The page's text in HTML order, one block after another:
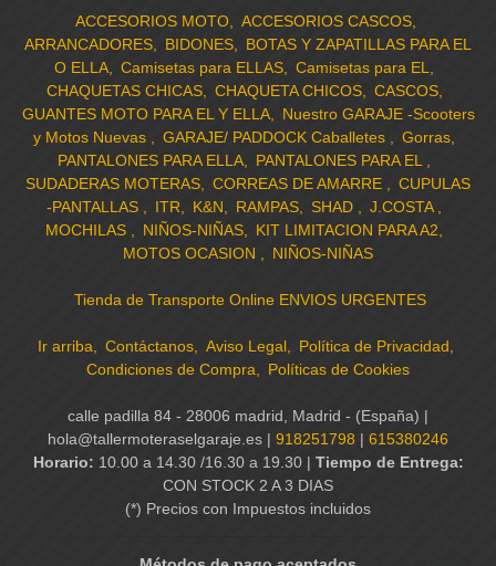
ACCESORIOS MOTO
ACCESORIOS CASCOS
ARRANCADORES
BIDONES
BOTAS Y ZAPATILLAS PARA EL
O ELLA
Camisetas para ELLAS
Camisetas para EL
CHAQUETAS CHICAS
CHAQUETA CHICOS
CASCOS
GUANTES MOTO PARA EL Y ELLA
Nuestro GARAJE -Scooters
y Motos Nuevas
GARAJE/ PADDOCK Caballetes
Gorras
PANTALONES PARA ELLA
PANTALONES PARA EL
SUDADERAS MOTERAS
CORREAS DE AMARRE
CUPULAS
-PANTALLAS
ITR K&N RAMPAS SHAD
J.COSTA
MOCHILAS
NIÑOS-NIÑAS
KIT LIMITACION PARA A2
MOTOS OCASION
NIÑOS-NIÑAS
Tienda de Transporte Online ENVIOS URGENTES
Ir arriba Contáctanos Aviso Legal
Política de Privacidad
Condiciones de Compra
Políticas de Cookies
calle padilla 84 - 28006 madrid, Madrid - (España) |
hola@tallermoteraselgaraje.es | 918251798 | 615380246
Horario: 10.00 a 14.30 /16.30 a 19.30 | Tiempo de Entrega:
CON STOCK 2 A 3 DIAS
(*) Precios con Impuestos incluidos